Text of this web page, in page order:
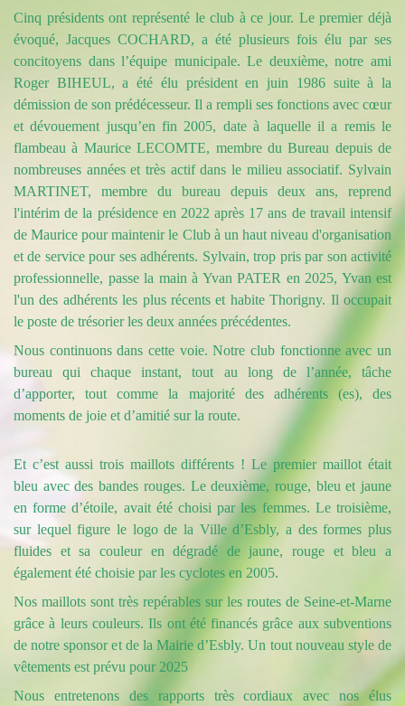
Cinq présidents ont représenté le club à ce jour. Le premier déjà
évoqué, Jacques COCHARD, a été plusieurs fois élu par ses
concitoyens dans l’équipe municipale. Le deuxième, notre ami
Roger BIHEUL, a été élu président en juin 1986 suite à la
démission de son prédécesseur. Il a rempli ses fonctions avec cœur
et dévouement jusqu’en fin 2005, date à laquelle il a remis le
flambeau à Maurice LECOMTE, membre du Bureau depuis de
nombreuses années et très actif dans le milieu associatif. Sylvain
MARTINET, membre du bureau depuis deux ans, reprend
l'intérim de la présidence en 2022 après 17 ans de travail intensif
de Maurice pour maintenir le Club à un haut niveau d'organisation
et de service pour ses adhérents. Sylvain, trop pris par son activité
professionnelle, passe la main à Yvan PATER en 2025, Yvan est
l'un des adhérents les plus récents et habite Thorigny. Il occupait
le poste de trésorier les deux années précédentes.
Nous continuons dans cette voie. Notre club fonctionne avec un
bureau qui chaque instant, tout au long de l’année, tâche
d’apporter, tout comme la majorité des adhérents (es), des
moments de joie et d’amitié sur la route.
Et c’est aussi trois maillots différents ! Le premier maillot était
bleu avec des bandes rouges. Le deuxième, rouge, bleu et jaune
en forme d’étoile, avait été choisi par les femmes. Le troisième,
sur lequel figure le logo de la Villed’Esbly, a des formes plus
fluides et sa couleur en dégradé de jaune, rouge et bleu a
également été choisie par les cyclotes en 2005.
Nos maillots sont très repérables sur les routes de Seine-et-Marne
grâce à leurs couleurs. Ils ont été financés grâce aux subventions
de notre sponsor et de la Mairie d’Esbly.Un tout nouveau style de
vêtements est prévu pour 2025
Nous entretenons des rapports très cordiaux avec nos élus